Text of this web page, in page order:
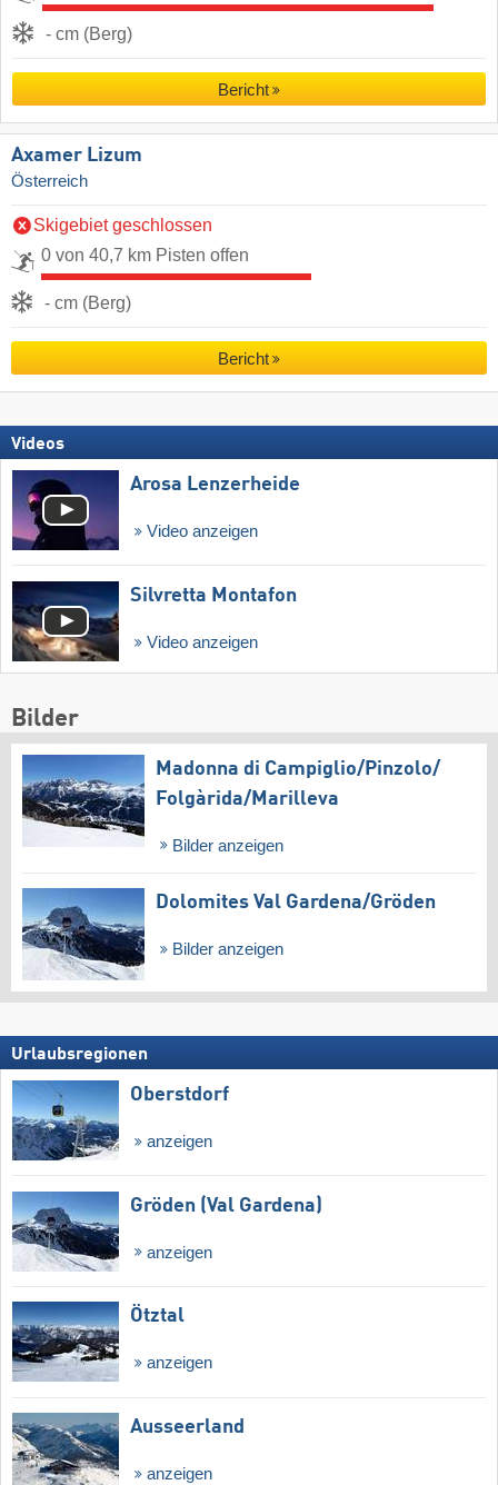
- cm (Berg)
Bericht
Axamer Lizum
Österreich
Skigebiet geschlossen
0 von 40,7 km Pisten offen
- cm (Berg)
Bericht
Videos
Arosa Lenzerheide
Video anzeigen
Silvretta Montafon
Video anzeigen
Bilder
Madonna di Campiglio/​Pinzolo/​
Folgàrida/​Marilleva
Bilder anzeigen
Dolomites Val Gardena/​Gröden
Bilder anzeigen
Urlaubsregionen
Oberstdorf
anzeigen
Gröden (Val Gardena)
anzeigen
Ötztal
anzeigen
Ausseerland
anzeigen